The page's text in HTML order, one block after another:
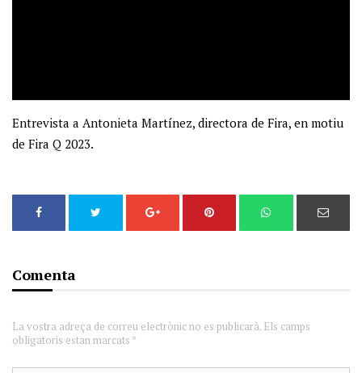
Entrevista a Antonieta Martínez, directora de Fira, en motiu
de Fira Q 2023.
Comenta
La vostra adreça de correu electrònic no es publicarà. Els camps
obligatoris estan marcats *